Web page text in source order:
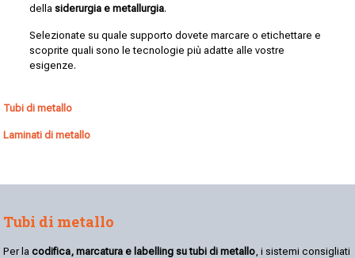
dellasiderurgia e metallurgia.
Selezionate su quale supporto dovete marcare o etichettare e
scoprite quali sono le tecnologie più adatte alle vostre
esigenze.
Tubi di metallo
Laminati di metallo
Tubi di metallo
Per lacodifica, marcatura e labelling su tubi di metallo , i sistemi consigliati